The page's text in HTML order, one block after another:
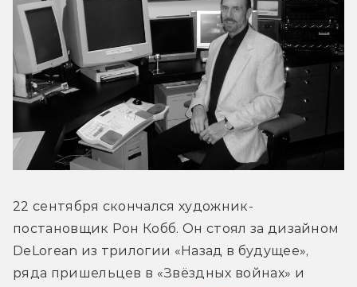
22 сентября скончался художник-
постановщик Рон Кобб. Он стоял за дизайном
DeLorean из трилогии «Назад в будущее»,
ряда пришельцев в «Звёздных войнах» и